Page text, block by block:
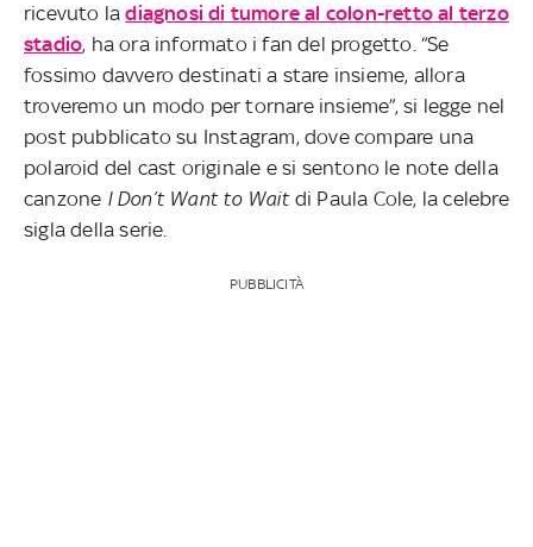
ricevuto ladiagnosi di tumore al colon-retto al terzo
stadio, ha ora informato i fan del progetto. “Se
fossimo davvero destinati a stare insieme, allora
troveremo un modo per tornare insieme”, si legge nel
post pubblicato su Instagram, dove compare una
polaroid del cast originale e si sentono le note della
canzone I Don’t Want to Waitdi Paula Cole, la celebre
sigla della serie.
PUBBLICITÀ